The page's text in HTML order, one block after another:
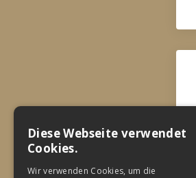
Diese Webseite verwendet
Cookies.
Wir verwenden Cookies, um die